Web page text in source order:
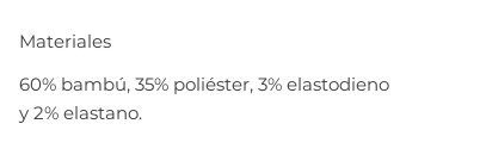
Materiales
60% bambú, 35% poliéster, 3% elastodieno
y 2% elastano.